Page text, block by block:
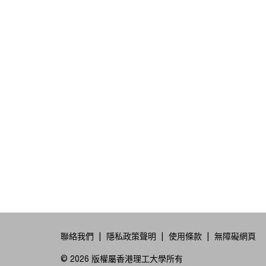
聯絡我們 隱私政策聲明 使用條款 無障礙網頁
© 2026 版權屬香港理工大學所有